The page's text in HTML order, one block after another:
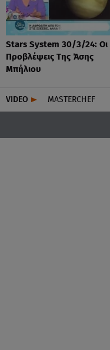
Stars System 30/3/24: Οι
Προβλέψεις Της Άσης
Μπήλιου
VIDEO MASTERCHEF